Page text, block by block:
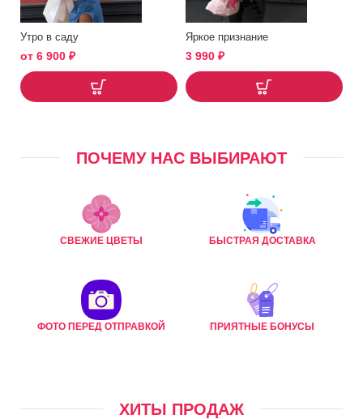
Утро в саду
от 6 900 ₽
Яркое признание
3 990 ₽
ПОЧЕМУ НАС ВЫБИРАЮТ
СВЕЖИЕ ЦВЕТЫ БЫСТРАЯ ДОСТАВКА
ФОТО ПЕРЕД ОТПРАВКОЙ ПРИЯТНЫЕ БОНУСЫ
ХИТЫ ПРОДАЖ